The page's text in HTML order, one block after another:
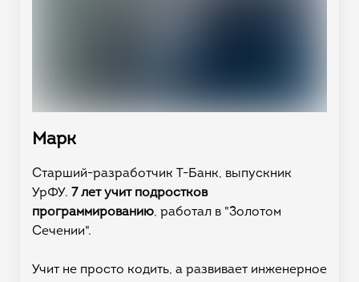
Марк
Старший-разработчик Т-Банк, выпускник
УрФУ. 7 лет учит подростков
программированию, работал в "Золотом
Сечении".
Учит не просто кодить, а развивает инженерное